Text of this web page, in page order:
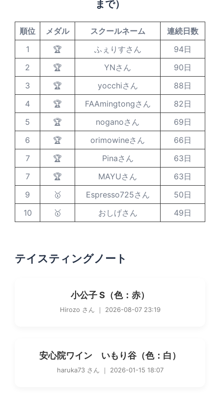
まで）
順位 メダル スクールネーム
連続日数
1
🏆 ふぇりすさん
94日
2
🏆 YNさん
90日
3
🏆 yocchiさん
88日
4
🏆 FAAmingtongさん
82日
5
🏆 noganoさん
69日
6
🏆 orimowineさん
66日
7
🏆 Pinaさん
63日
7
🏆 MAYUさん
63日
9
🥇 Espresso725さん
50日
10
🥇 おしげさん 49日
テイスティングノート
小公子 S（色：赤）
Hirozo さん ｜ 2026-08-07 23:19
安心院ワイン いもり谷（色：白）
haruka73 さん ｜ 2026-01-15 18:07